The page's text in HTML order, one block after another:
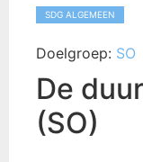
SDG ALGEMEEN
Doelgroep: SO
De
(SO)